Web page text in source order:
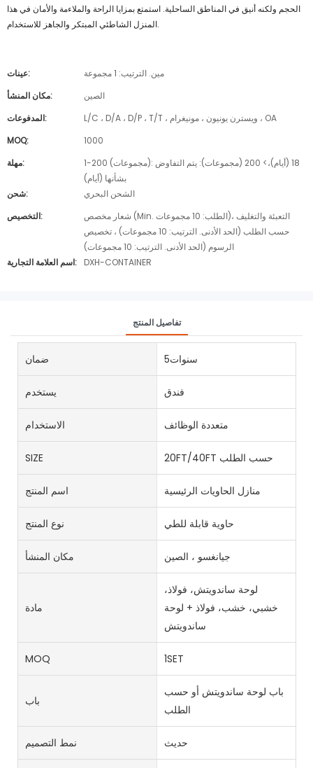
الحجم ولكنه أنيق في المناطق الساحلية. استمتع بمزايا الراحة والملاءمة والأمان في هذا
المنزل الشاطئي المبتكر والجاهز للاستخدام.
عينات:
مين. الترتيب: 1 مجموعة
مكان المنشأ:
الصين
المدفوعات:
L/C ، D/A ، D/P ، T/T ، ويسترن يونيون ، مونيغرام ، OA
MOQ:
1000
مهلة:
1-200 (مجموعات): 18 (أيام)،> 200 (مجموعات): يتم التفاوض
بشأنها (أيام)
شحن:
الشحن البحري
التخصيص:
شعار مخصص (Min. الطلب: 10 مجموعات)، التعبئة والتغليف
حسب الطلب (الحد الأدنى. الترتيب: 10 مجموعات) ، تخصيص
الرسوم (الحد الأدنى. الترتيب: 10 مجموعات)
اسم العلامة التجارية:
DXH-CONTAINER
تفاصيل المنتج
ضمان سنوات5
يستخدم فندق
الاستخدام متعددة الوظائف
SIZE 20FT/40FT حسب الطلب
اسم المنتج منازل الحاويات الرئيسية
نوع المنتج حاوية قابلة للطي
مكان المنشأ جيانغسو ، الصين
مادة
لوحة ساندويتش، فولاذ،
خشبي، خشب، فولاذ + لوحة
ساندويتش
MOQ 1SET
باب
باب لوحة ساندويتش أو حسب
الطلب
نمط التصميم حديث